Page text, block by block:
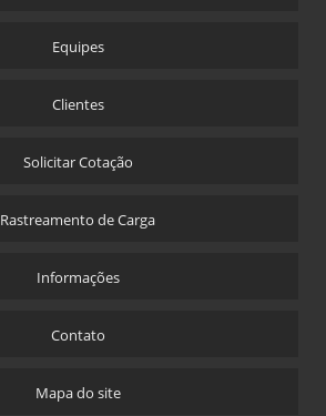
Equipes
Clientes
Solicitar Cotação
Rastreamento de Carga
Informações
Contato
Mapa do site